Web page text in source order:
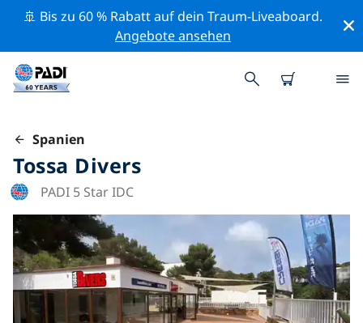
🚢 Bis zu 60 % Rabatt auf dein Traum-Liveaboard.
Angebote ansehen
Spanien
Tossa Divers
PADI 5 Star IDC